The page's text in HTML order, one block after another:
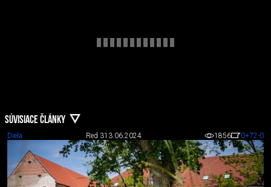
SÚVISIACE ČLÁNKY
Diela Red 313.06.2024 1856 0+72-0